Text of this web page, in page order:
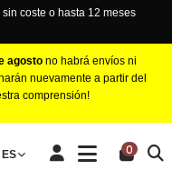
sin coste o hasta 12 meses
agostono habrá envíos ni
nuevamente a partir del
comprensión!
ES 0